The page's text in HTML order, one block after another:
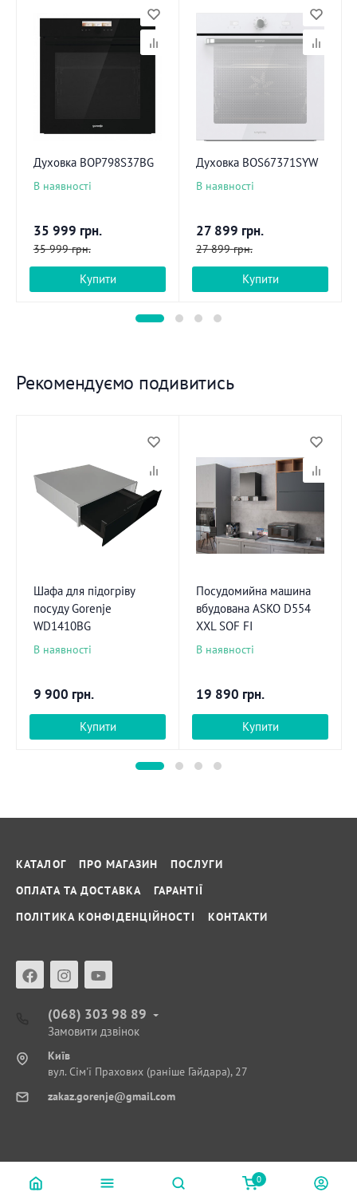
Духовка BOP798S37BG
В наявності
35 999 грн.
35 999 грн.
Купити
Духовка BOS67371SYW
В наявності
27 899 грн.
27 899 грн.
Купити
Рекомендуємо подивитись
Шафа для підогріву
посуду Gorenje
WD1410BG
В наявності
9 900 грн.
Купити
Посудомийна машина
вбудована ASKO D554
XXL SOF FI
В наявності
19 890 грн.
Купити
КАТАЛОГ ПРО МАГАЗИН
ПОСЛУГИ
ОПЛАТА ТА ДОСТАВКА
ГАРАНТІЇ
ПОЛІТИКА КОНФІДЕНЦІЙНОСТІ
КОНТАКТИ
(068) 303 98 89
Замовити дзвінок
Київ
вул. Сім'ї Прахових (раніше Гайдара), 27
zakaz.gorenje@gmail.com
© ФІРМОВИЙ САЛОН-МАГАЗИН GORENJE © 2018 - 2026
0